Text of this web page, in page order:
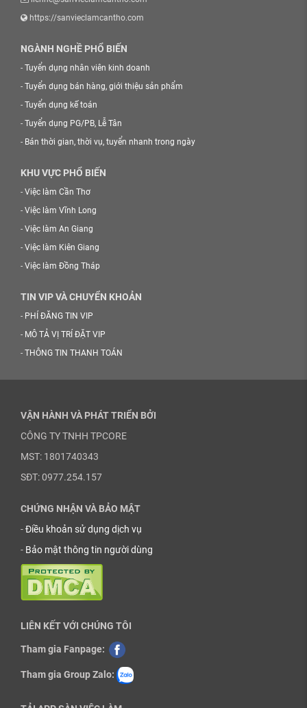
https://sanvieclamcantho.com
NGÀNH NGHỀ PHỔ BIẾN
- Tuyển dụng nhân viên kinh doanh
- Tuyển dụng bán hàng, giới thiệu sản phẩm
- Tuyển dụng kế toán
- Tuyển dụng PG/PB, Lễ Tân
- Bán thời gian, thời vụ, tuyển nhanh trong ngày
KHU VỰC PHỔ BIẾN
- Việc làm Cần Thơ
- Việc làm Vĩnh Long
- Việc làm An Giang
- Việc làm Kiên Giang
- Việc làm Đồng Tháp
TIN VIP VÀ CHUYỂN KHOẢN
- PHÍ ĐĂNG TIN VIP
- MÔ TẢ VỊ TRÍ ĐẶT VIP
- THÔNG TIN THANH TOÁN
VẬN HÀNH VÀ PHÁT TRIỂN BỞI
CÔNG TY TNHH TPCORE
MST: 1801740343
SĐT: 0977.254.157
CHỨNG NHẬN VÀ BẢO MẬT
-Điều khoản sử dụng dịch vụ
- Bảo mật thông tin người dùng
LIÊN KẾT VỚI CHÚNG TÔI
Tham gia Fanpage:
Tham gia Group Zalo: